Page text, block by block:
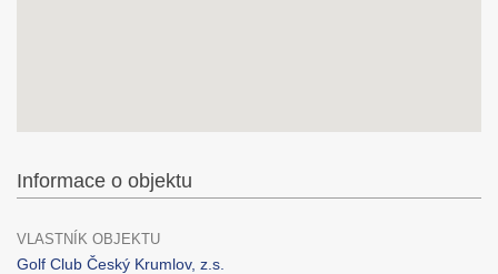
Informace o objektu
VLASTNÍK OBJEKTU
Golf Club Český Krumlov, z.s.